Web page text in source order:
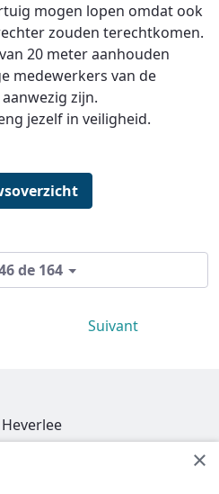
mogen lopen omdat ook
zouden terechtkomen.
20 meter aanhouden
medewerkers van de
zijn.
jezelf in veiligheid.
de 164
Suivant
×